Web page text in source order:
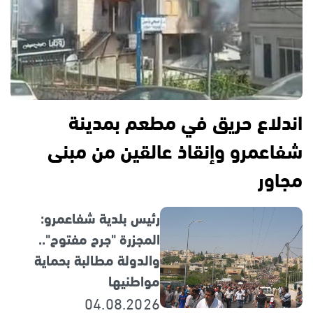
اندلاع حريق في مطعم بمدينة
شفاعمرو وإنقاذ عالقين من مبنى
مجاور
رئيس بلدية شفاعمرو:
المجزرة "جرح مفتوح"..
والدولة مطالبة بحماية
مواطنيها
04.08.2026